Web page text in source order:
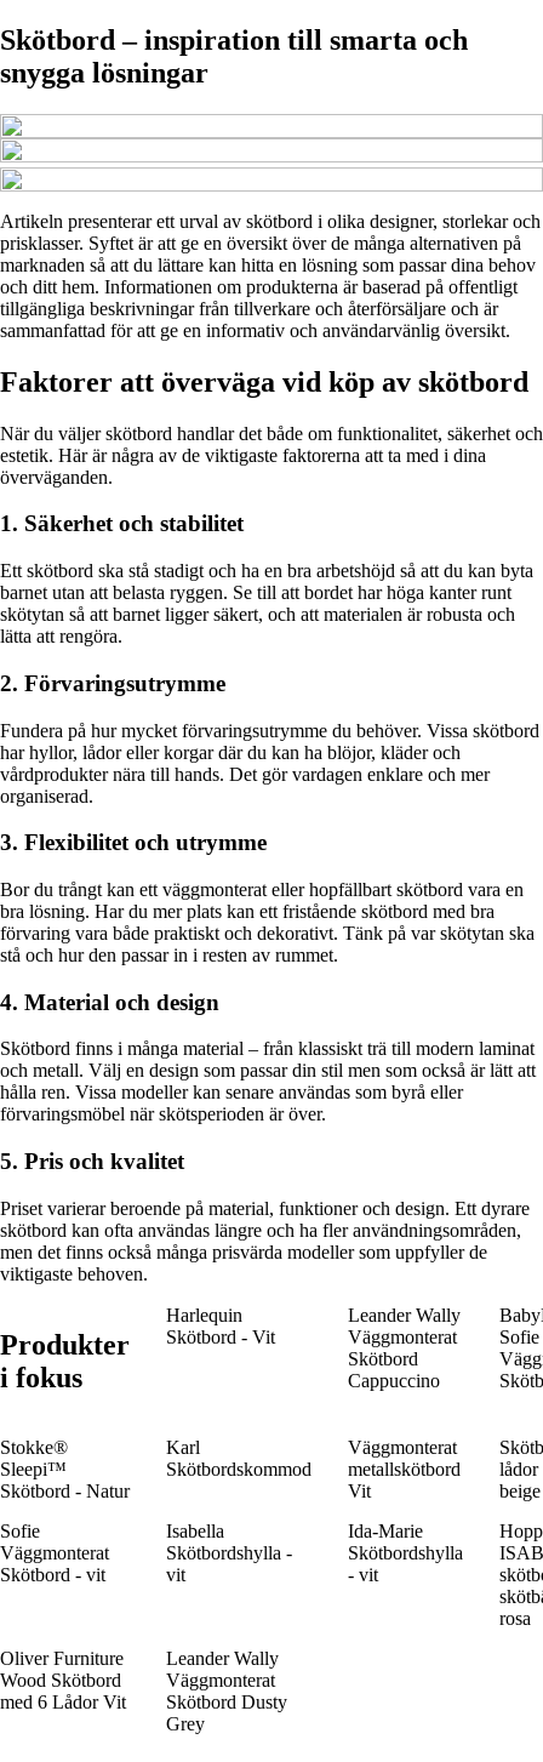
Skötbord – inspiration till smarta och
snygga lösningar
Artikeln presenterar ett urval av skötbord i olika designer, storlekar och
prisklasser. Syftet är att ge en översikt över de många alternativen på
marknaden så att du lättare kan hitta en lösning som passar dina behov
och ditt hem. Informationen om produkterna är baserad på offentligt
tillgängliga beskrivningar från tillverkare och återförsäljare och är
sammanfattad för att ge en informativ och användarvänlig översikt.
Faktorer att överväga vid köp av skötbord
När du väljer skötbord handlar det både om funktionalitet, säkerhet och
estetik. Här är några av de viktigaste faktorerna att ta med i dina
överväganden.
1. Säkerhet och stabilitet
Ett skötbord ska stå stadigt och ha en bra arbetshöjd så att du kan byta
barnet utan att belasta ryggen. Se till att bordet har höga kanter runt
skötytan så att barnet ligger säkert, och att materialen är robusta och
lätta att rengöra.
2. Förvaringsutrymme
Fundera på hur mycket förvaringsutrymme du behöver. Vissa skötbord
har hyllor, lådor eller korgar där du kan ha blöjor, kläder och
vårdprodukter nära till hands. Det gör vardagen enklare och mer
organiserad.
3. Flexibilitet och utrymme
Bor du trångt kan ett väggmonterat eller hopfällbart skötbord vara en
bra lösning. Har du mer plats kan ett fristående skötbord med bra
förvaring vara både praktiskt och dekorativt. Tänk på var skötytan ska
stå och hur den passar in i resten av rummet.
4. Material och design
Skötbord finns i många material – från klassiskt trä till modern laminat
och metall. Välj en design som passar din stil men som också är lätt att
hålla ren. Vissa modeller kan senare användas som byrå eller
förvaringsmöbel när skötsperioden är över.
5. Pris och kvalitet
Priset varierar beroende på material, funktioner och design. Ett dyrare
skötbord kan ofta användas längre och ha fler användningsområden,
men det finns också många prisvärda modeller som uppfyller de
viktigaste behoven.
Produkter
i fokus
Harlequin
Skötbord - Vit
Leander Wally
Väggmonterat
Skötbord
Cappuccino
Sofie
Stokke®
Sleepi™
Skötbord - Natur
Karl
Skötbordskommod
Väggmonterat
metallskötbord
Vit
lådor
Sofie
Väggmonterat
Skötbord - vit
Isabella
Skötbordshylla -
vit
Ida-Marie
Skötbordshylla
- vit
rosa
Oliver Furniture
Wood Skötbord
med 6 Lådor Vit
Leander Wally
Väggmonterat
Skötbord Dusty
Grey